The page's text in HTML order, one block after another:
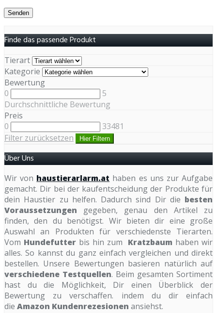
Finde das passende Produkt
Tierart
Kategorie
Bewertung
0
5
Durchschnittliche Bewertung
Preis
0
33481
Filter zurücksetzen
Hier Filtern
Über Uns
Wir von haustierarlarm.at haben es uns zur Aufgabe
gemacht. Dir bei der kaufentscheidung der Produkte für
dein Haustier zu helfen. Dadurch sind Dir die besten
Voraussetzungen gegeben, genau den Artikel zu
finden, den du benötigst. Wir bieten dir eine große
Auswahl an Produkten für verschiedenste Tierarten.
Vom Hundefutter bis hin zum Kratzbaum haben wir
alles. So kannst du ganz einfach vergleichen und direkt
bestellen. Unsere Bewertungen basieren natürlich auf
verschiedene Testquellen. Beim gesamten Sortiment
hast du die Möglichkeit, Dir einen Überblick der
Bewertung zu verschaffen. indem du dir einfach
die Amazon Kundenrezesionen ansiehst.